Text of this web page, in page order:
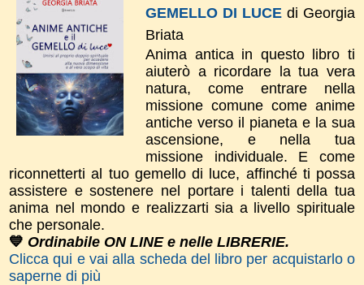
GEMELLO DI LUCE di Georgia
Briata
Anima antica in questo libro ti
aiuterò a ricordare la tua vera
natura, come entrare nella
missione comune come anime
antiche verso il pianeta e la sua
ascensione, e nella tua
missione individuale. E come
riconnetterti al tuo gemello di luce, affinché ti possa
assistere e sostenere nel portare i talenti della tua
anima nel mondo e realizzarti sia a livello spirituale
che personale.
💙 Ordinabile ON LINE e nelle LIBRERIE.
Clicca qui e vai alla scheda del libro per acquistarlo o
saperne di più